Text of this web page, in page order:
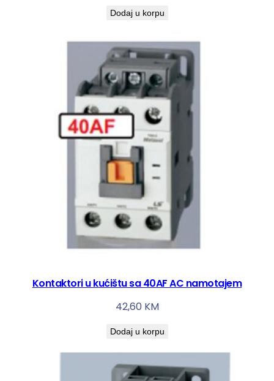
Dodaj u korpu
Kontaktori u kućištu sa 40AF AC namotajem
42,60 KM
Dodaj u korpu